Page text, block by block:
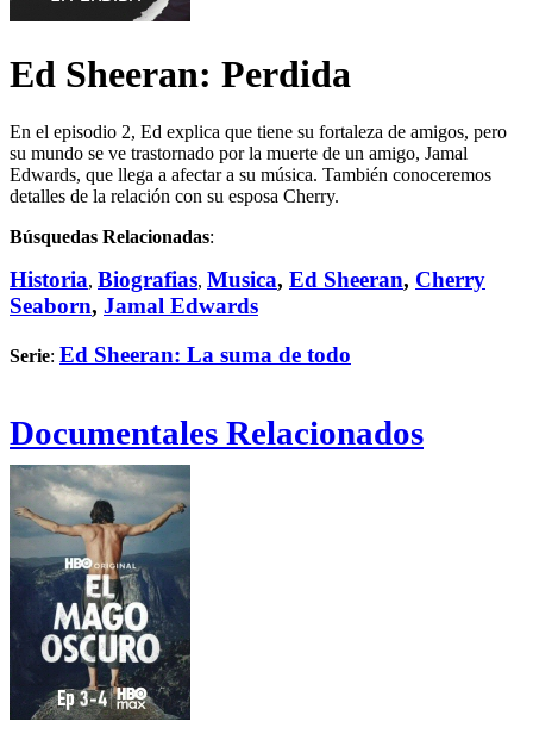
Ed Sheeran: Perdida
En el episodio 2, Ed explica que tiene su fortaleza de amigos, pero
su mundo se ve trastornado por la muerte de un amigo, Jamal
Edwards, que llega a afectar a su música. También conoceremos
detalles de la relación con su esposa Cherry.
Búsquedas Relacionadas:
Historia, Biografias, Musica, Ed Sheeran, Cherry
Seaborn, Jamal Edwards
Serie: Ed Sheeran: La suma de todo
Documentales Relacionados